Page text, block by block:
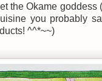
the Okame goddess
you probably
^^*~~)